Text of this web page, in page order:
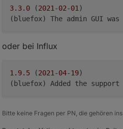
3.3.0 (2021-02-01)
oder bei Influx
1.9.5 (2021-04-19)
Bitte keine Fragen per PN, die gehören